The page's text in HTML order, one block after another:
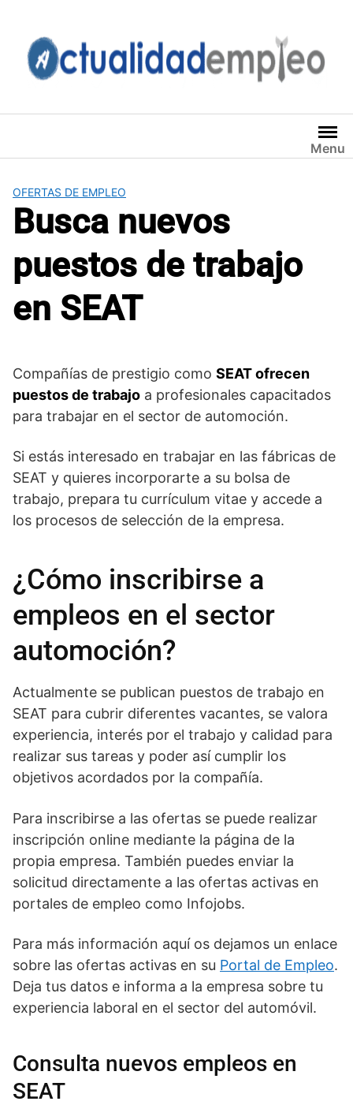
contenido
Menu
OFERTAS DE EMPLEO
Busca nuevos
puestos de trabajo
en SEAT
Compañías de prestigio como SEAT ofrecen
puestos de trabajo a profesionales capacitados
para trabajar en el sector de automoción.
Si estás interesado en trabajar en las fábricas de
SEAT y quieres incorporarte a su bolsa de
trabajo, prepara tu currículum vitae y accede a
los procesos de selección de la empresa.
¿Cómo inscribirse a
empleos en el sector
automoción?
Actualmente se publican puestos de trabajo en
SEAT para cubrir diferentes vacantes, se valora
experiencia, interés por el trabajo y calidad para
realizar sus tareas y poder así cumplir los
objetivos acordados por la compañía.
Para inscribirse a las ofertas se puede realizar
inscripción online mediante la página de la
propia empresa. También puedes enviar la
solicitud directamente a las ofertas activas en
portales de empleo como Infojobs.
Para más información aquí os dejamos un enlace
sobre las ofertas activas en su Portal de Empleo.
Deja tus datos e informa a la empresa sobre tu
experiencia laboral en el sector del automóvil.
Consulta nuevos empleos en
SEAT